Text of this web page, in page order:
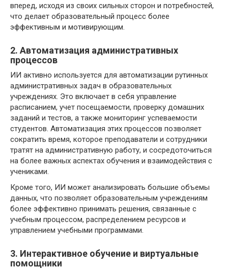
вперед, исходя из своих сильных сторон и потребностей,
что делает образовательный процесс более
эффективным и мотивирующим.
2. Автоматизация административных
процессов
ИИ активно используется для автоматизации рутинных
административных задач в образовательных
учреждениях. Это включает в себя управление
расписанием, учет посещаемости, проверку домашних
заданий и тестов, а также мониторинг успеваемости
студентов. Автоматизация этих процессов позволяет
сократить время, которое преподаватели и сотрудники
тратят на административную работу, и сосредоточиться
на более важных аспектах обучения и взаимодействия с
учениками.
Кроме того, ИИ может анализировать большие объемы
данных, что позволяет образовательным учреждениям
более эффективно принимать решения, связанные с
учебным процессом, распределением ресурсов и
управлением учебными программами.
3. Интерактивное обучение и виртуальные
помощники